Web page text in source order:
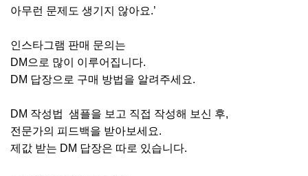
아무런 문제도 생기지 않아요.’
인스타그램 판매 문의는
DM 으로 많이 이루어집니다.
DM 답장으로 구매 방법을 알려주세요.
DM 작성법 샘플을 보고 직접 작성해 보신 후,
전문가의 피드백을 받아보세요.
제값 받는 DM 답장은 따로 있습니다.